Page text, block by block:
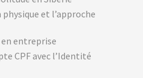
et l’approche
entreprise
CPF avec l’Identité